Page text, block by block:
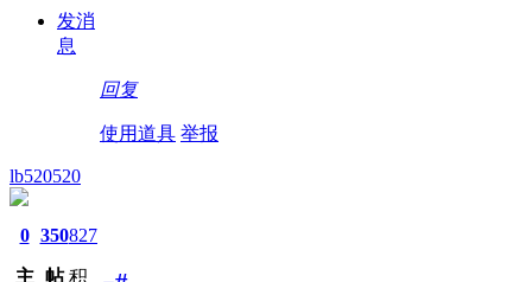
发消
息
回复
使用道具 举报
lb520520
0
主
350
帖
827
积